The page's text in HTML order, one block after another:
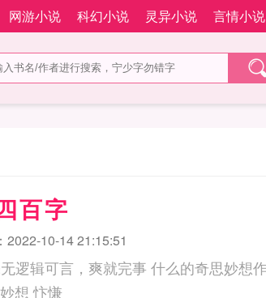
网游小说 科幻小说 灵异小说 言情小说
百字
2022-10-14 21:15:51
的奇思妙想作文 的奇思妙想作文500字 的奇思妙
想 忭慊